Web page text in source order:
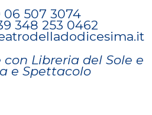
06 507 3074
348 253 0462
Libreria del Sole e
e Spettacolo